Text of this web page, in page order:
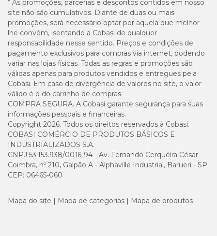
* As promoções, parcerias e descontos contidos em nosso
site não são cumulativos. Diante de duas ou mais
promoções, será necessário optar por aquela que melhor
lhe convém, isentando a Cobasi de qualquer
responsabilidade nesse sentido. Preços e condições de
pagamento exclusivos para compras via internet, podendo
variar nas lojas físicas. Todas as regras e promoções são
válidas apenas para produtos vendidos e entregues pela
Cobasi. Em caso de divergência de valores no site, o valor
válido é o do carrinho de compras.
COMPRA SEGURA. A Cobasi garante segurança para suas
informações pessoais e financeiras.
Copyright 2026. Todos os direitos reservados à Cobasi.
COBASI COMÉRCIO DE PRODUTOS BÁSICOS E
INDUSTRIALIZADOS S.A.
CNPJ 53.153.938/0016-94 - Av. Fernando Cerqueira César
Coimbra, nº 210, Galpão A - Alphaville Industrial, Barueri - SP
CEP: 06465-060
Mapa do site Mapa de categorias Mapa de produtos